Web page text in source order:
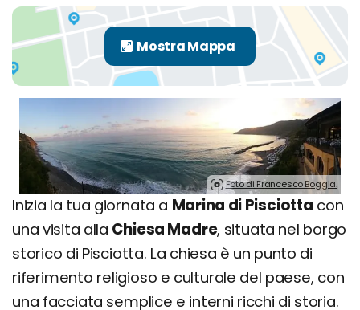
Foto di Francesco Boggia.
Inizia la tua giornata a Marina di Pisciotta con
una visita alla Chiesa Madre, situata nel borgo
storico di Pisciotta. La chiesa è un punto di
riferimento religioso e culturale del paese, con
una facciata semplice e interni ricchi di storia.